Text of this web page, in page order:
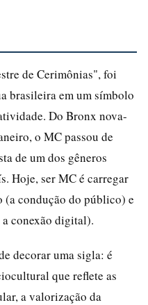
de Cerimônias", foi
brasileira em um símbolo
Do Bronx nova-
o MC passou de
de um dos gêneros
Hoje, ser MC é carregar
(a condução do público) e
conexão digital).
decorar uma sigla: é
que reflete as
a valorização da